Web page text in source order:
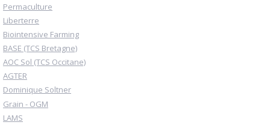
Permaculture
Liberterre
Biointensive Farming
BASE (TCS Bretagne)
AOC Sol (TCS Occitane)
AGTER
Dominique Soltner
Grain - OGM
LAMS